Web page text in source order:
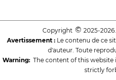
Copyright © 2025-
Avertissement : Le contenu de ce
d'auteur. Toute
Warning: The content of this
strictly